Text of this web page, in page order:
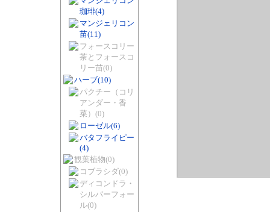
珈琲(4)
マンジェリコン
苗(11)
フォースコリー
茶とフォースコ
リー苗(0)
ハーブ(10)
パクチー（コリ
アンダー・香
菜） (0)
ローゼル(6)
バタフライピー
(4)
観葉植物(0)
コブラシダ(0)
ディコンドラ・
シルバーフォー
ル(0)